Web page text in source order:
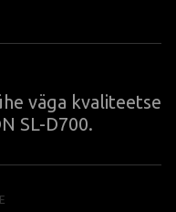
väga kvaliteetse
SL-D700.